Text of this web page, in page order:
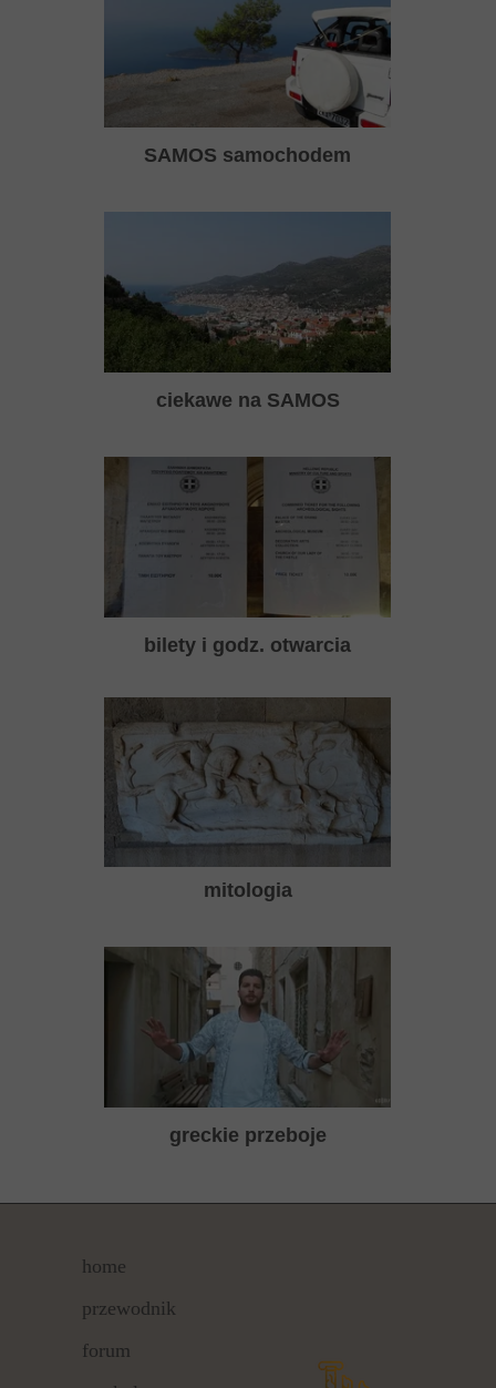
home
przewodnik
forum
SAMOS samochodem
ciekawe na SAMOS
bilety i godz. otwarcia
mitologia
greckie przeboje